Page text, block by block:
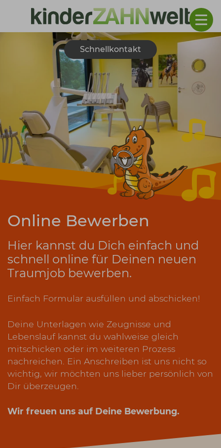
Schnellkontakt
Online Bewerben
Hier kannst du Dich einfach und
schnell online für Deinen neuen
Traumjob bewerben.
Einfach Formular ausfüllen und abschicken!
Deine Unterlagen wie Zeugnisse und
Lebenslauf kannst du wahlweise gleich
mitschicken oder im weiteren Prozess
nachreichen. Ein Anschreiben ist uns nicht so
wichtig, wir möchten uns lieber persönlich von
Dir überzeugen.
Wir freuen uns auf Deine Bewerbung.